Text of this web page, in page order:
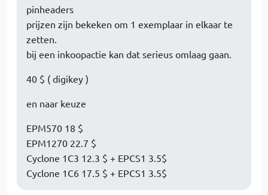
pinheaders
prijzen zijn bekeken om 1 exemplaar in elkaar te
zetten.
bij een inkoopactie kan dat serieus omlaag gaan.
40 $ ( digikey )
en naar keuze
EPM570 18 $
EPM1270 22.7 $
Cyclone 1C3 12.3 $ + EPCS1 3.5$
Cyclone 1C6 17.5 $ + EPCS1 3.5$